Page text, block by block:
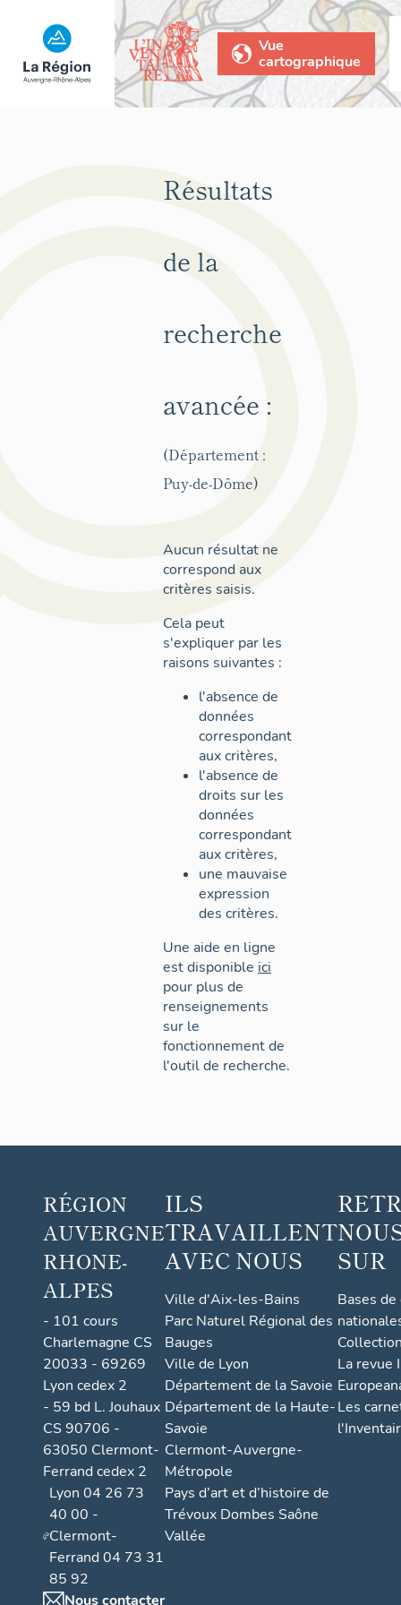
Vue
cartographique
Résultats
de la
recherche
avancée :
(Département :
Puy-de-Dôme)
Aucun résultat ne
correspond aux
critères saisis.
Cela peut
s'expliquer par les
raisons suivantes :
l'absence de
données
correspondant
aux critères,
l'absence de
droits sur les
données
correspondant
aux critères,
une mauvaise
expression
des critères.
Une aide en ligne
est disponible ici
pour plus de
renseignements
sur le
fonctionnement de
l'outil de recherche.
RÉGION
AUVERGNE
RHONE-
ALPES
- 101 cours
Charlemagne CS
20033 - 69269
Lyon cedex 2
- 59 bd L. Jouhaux
CS 90706 -
63050 Clermont-
Ferrand cedex 2
Lyon 04 26 73
40 00 -
Clermont-
Ferrand 04 73 31
85 92
Nous contacter
ILS
TRAVAILLENT
AVEC NOUS
Ville d'Aix-les-Bains
Parc Naturel Régional des
Bauges
Ville de Lyon
Département de la Savoie
Département de la Haute-
Savoie
Clermont-Auvergne-
Métropole
Pays d’art et d’histoire de
Trévoux Dombes Saône
Vallée
SUR
Bases
La revue
Les